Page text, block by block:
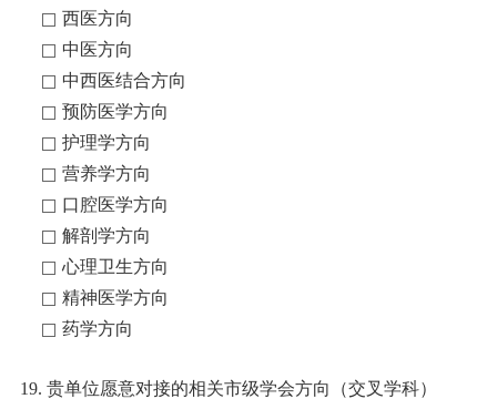
西医方向
中医方向
中西医结合方向
预防医学方向
护理学方向
营养学方向
口腔医学方向
解剖学方向
心理卫生方向
精神医学方向
药学方向
19. 贵单位愿意对接的相关市级学会方向（交叉学科）